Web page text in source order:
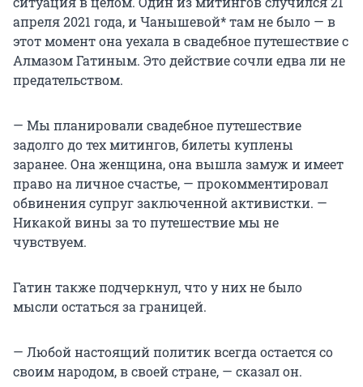
апреля 2021 года, и Чанышевой* там не было — в
этот момент она уехала в свадебное путешествие с
Алмазом Гатиным. Это действие сочли едва ли не
предательством.
— Мы планировали свадебное путешествие
задолго до тех митингов, билеты куплены
заранее. Она женщина, она вышла замуж и имеет
право на личное счастье, — прокомментировал
обвинения супруг заключенной активистки. —
Никакой вины за то путешествие мы не
чувствуем.
Гатин также подчеркнул, что у них не было
мысли остаться за границей.
— Любой настоящий политик всегда остается со
своим народом, в своей стране, — сказал он.